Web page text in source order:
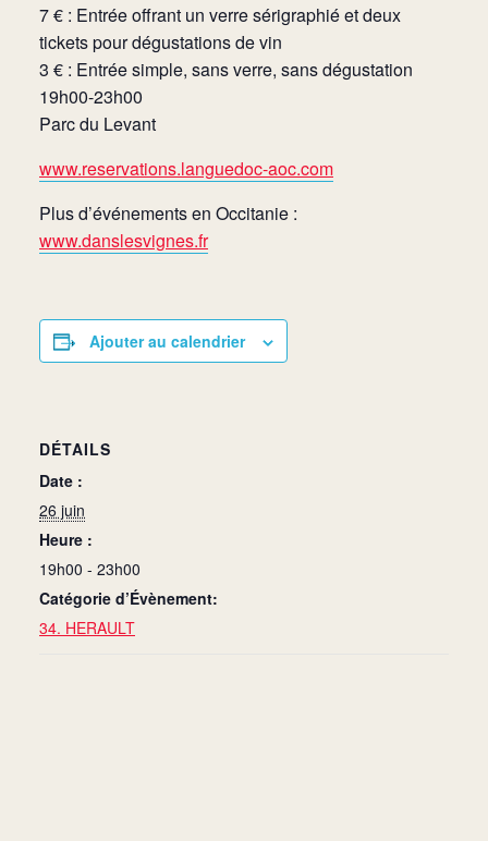
7 € : Entrée offrant un verre sérigraphié et deux
tickets pour dégustations de vin
3 € : Entrée simple, sans verre, sans dégustation
19h00-23h00
Parc du Levant
www.reservations.languedoc-aoc.com
Plus d’événements en Occitanie :
www.danslesvignes.fr
Ajouter au calendrier
DÉTAILS
Date :
26 juin
Heure :
19h00 - 23h00
Catégorie d’Évènement:
34. HERAULT